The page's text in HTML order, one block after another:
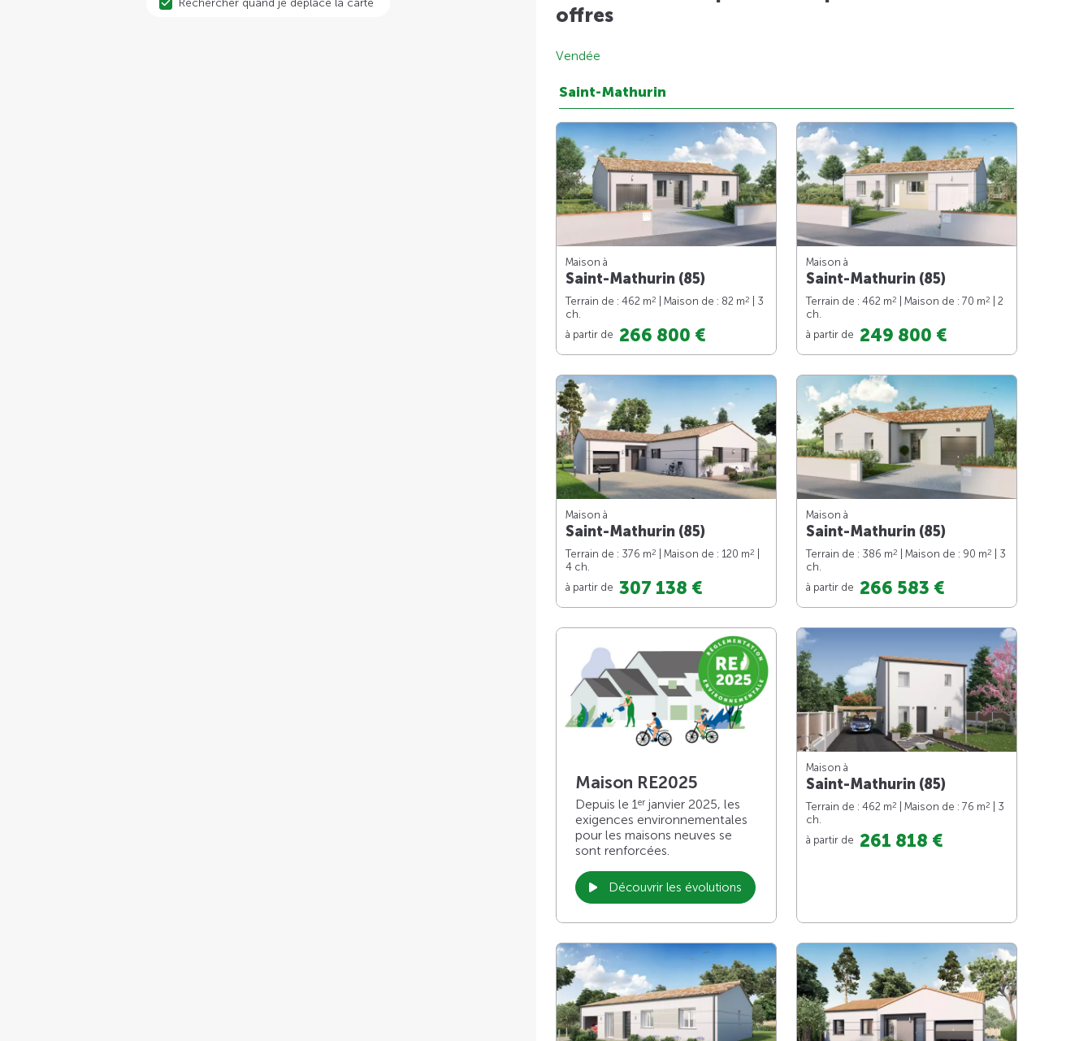
Rechercher quand je déplace la carte
offres
Vendée
Saint-Mathurin
Maison à
Saint-Mathurin (85)
Terrain de : 462 m2 | Maison de : 82 m2
| 3
ch.
à partir de 266 800 €
Maison à
Saint-Mathurin (85)
Terrain de : 462 m2 | Maison de : 70 m2
| 2
ch.
à partir de 249 800 €
Maison à
Saint-Mathurin (85)
Terrain de : 376 m2 | Maison de : 120 m2
4 ch.
à partir de 307 138 €
Maison à
Saint-Mathurin (85)
Terrain de : 386 m2 | Maison de : 90 m2
| 3
ch.
à partir de 266 583 €
Maison RE2025
Depuis le 1 er janvier 2025, les
exigences environnementales
pour les maisons neuves se
sont renforcées.
Découvrir les évolutions
Maison à
Saint-Mathurin (85)
Terrain de : 462 m2 | Maison de : 76 m2
| 3
ch.
à partir de 261 818 €